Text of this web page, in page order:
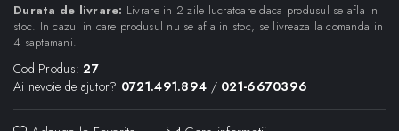
Durata de livrare: Livrare in 2 zile lucratoare daca produsul se afla in
stoc. In cazul in care produsul nu se afla in stoc, se livreaza la comanda in
4 saptamani.
Cod Produs: 27
Ai nevoie de ajutor? 0721.491.894 / 021-6670396